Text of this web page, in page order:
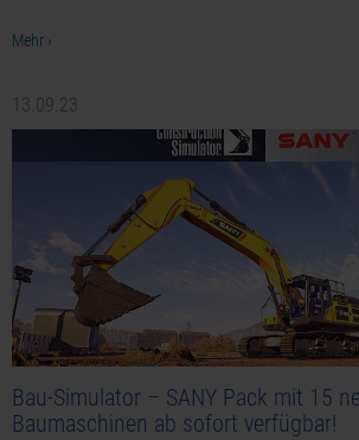
Mehr ›
13.09.23
Bau-Simulator – SANY Pack mit 15
Baumaschinen ab sofort verfügbar!